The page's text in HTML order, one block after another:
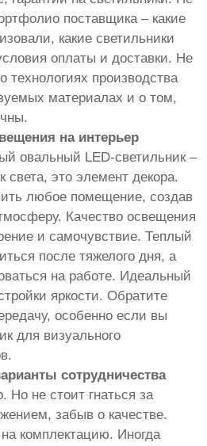
поставщика – какие
какие светильники
оплаты и доставки. Не
технологиях производства
материалах и о том,
на интерьер
овальный LED-светильник –
света, это элемент декора.
любое помещение, создав
Качество освещения
и самочувствие. Теплый
после тяжелого дня, а
на работе. Идеальный
яркости. Обратите
особенно если вы
для визуального
сотрудничества
Но не стоит гнаться за
забыв о качестве.
комплектацию. Иногда